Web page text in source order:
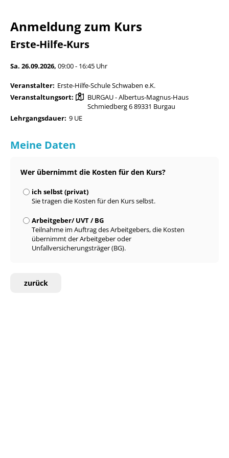
Anmeldung zum Kurs
Erste-Hilfe-Kurs
Sa. 26.09.2026, 09:00 - 16:45 Uhr
Veranstalter: Erste-Hilfe-Schule Schwaben e.K.
Veranstaltungsort:
BURGAU - Albertus-Magnus-Haus
Schmiedberg 6 89331 Burgau
Lehrgangsdauer: 9 UE
Meine Daten
Wer übernimmt die Kosten für den Kurs?
ich selbst (privat)
Sie tragen die Kosten für den Kurs selbst.
Arbeitgeber/ UVT / BG
Teilnahme im Auftrag des Arbeitgebers, die Kosten
übernimmt der Arbeitgeber oder
Unfallversicherungsträger (BG).
zurück